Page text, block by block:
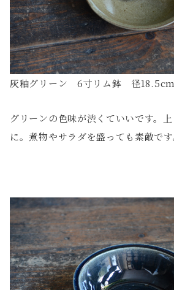
灰釉グリーン 6寸リム鉢 径
グリーンの色味が渋くていいです。
に。煮物やサラダを盛っても素敵です